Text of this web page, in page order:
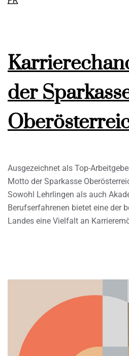
der
Ausgezeichnet als Top-
Motto der Sparkasse
Sowohl Lehrlingen als auch
Berufserfahrenen bietet eine der
Landes eine Vielfalt an